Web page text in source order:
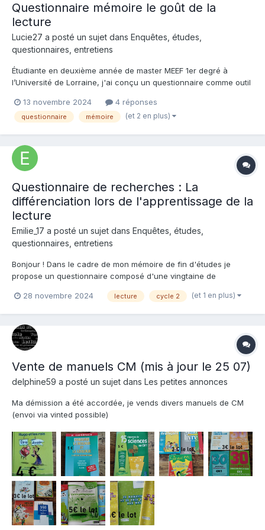
Questionnaire mémoire le goût de la
lecture
Lucie27 a posté un sujet dans Enquêtes, études,
questionnaires, entretiens
Étudiante en deuxième année de master MEEF 1er degré à
l’Université de Lorraine, j'ai conçu un questionnaire comme outil
de la lecture. Deux questionnaires différents vous sont
proposés, selon que vous soyez enseignant(e) en école ma...
13 novembre 2024 4 réponses
questionnaire mémoire (et 2 en plus)
Questionnaire de recherches : La
différenciation lors de l'apprentissage de la
lecture
Emilie_17 a posté un sujet dans Enquêtes, études,
questionnaires, entretiens
Bonjour ! Dans le cadre de mon mémoire de fin d'études je
propose un questionnaire composé d'une vingtaine de
d'entre vous ont le temps d'y répondre, cela ne prend pas plus
28 novembre 2024 lecture cycle 2 (et 1 en plus)
Vente de manuels CM (mis à jour le 25 07)
delphine59 a posté un sujet dans Les petites annonces
Ma démission a été accordée, je vends divers manuels de CM
(envoi via vinted possible)
pas compris.